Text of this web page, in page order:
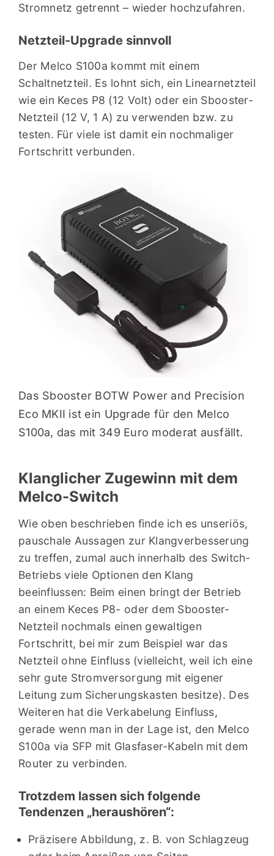
Stromnetz getrennt – wieder hochzufahren.
Netzteil-Upgrade sinnvoll
Der Melco S100a kommt mit einem
Schaltnetzteil. Es lohnt sich, ein Linearnetzteil
wie ein Keces P8 (12 Volt) oder ein Sbooster-
Netzteil (12 V, 1 A) zu verwenden bzw. zu
testen. Für viele ist damit ein nochmaliger
Fortschritt verbunden.
Das Sbooster BOTW Power and Precision
Eco MKII ist ein Upgrade für den Melco
S100a, das mit 349 Euro moderat ausfällt.
Klanglicher Zugewinn mit dem
Melco-Switch
Wie oben beschrieben finde ich es unseriös,
pauschale Aussagen zur Klangverbesserung
zu treffen, zumal auch innerhalb des Switch-
Betriebs viele Optionen den Klang
beeinflussen: Beim einen bringt der Betrieb
an einem Keces P8- oder dem Sbooster-
Netzteil nochmals einen gewaltigen
Fortschritt, bei mir zum Beispiel war das
Netzteil ohne Einfluss (vielleicht, weil ich eine
sehr gute Stromversorgung mit eigener
Leitung zum Sicherungskasten besitze). Des
Weiteren hat die Verkabelung Einfluss,
gerade wenn man in der Lage ist, den Melco
S100a via SFP mit Glasfaser-Kabeln mit dem
Router zu verbinden.
Trotzdem lassen sich folgende
Tendenzen „heraushören“:
Präzisere Abbildung, z. B. von Schlagzeug